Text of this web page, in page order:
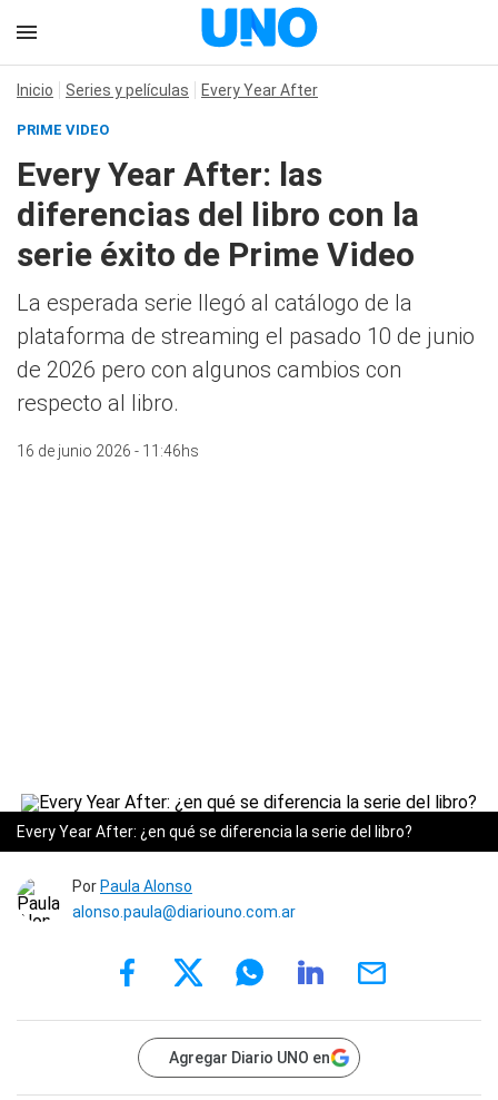
Inicio Series y películas Every Year After
PRIME VIDEO
Every Year After: las
diferencias del libro con la
serie éxito de Prime Video
La esperada serie llegó al catálogo de la
plataforma de streaming el pasado 10 de junio
de 2026 pero con algunos cambios con
respecto al libro.
16 de junio 2026 - 11:46hs
Every Year After: ¿en qué se diferencia la serie del libro?
Por Paula Alonso
alonso.paula@diariouno.com.ar
Agregar Diario UNO en